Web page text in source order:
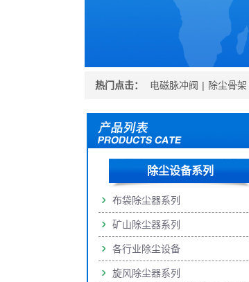
热门点击： 电磁脉冲阀 | 除尘骨架
除尘设备系列
布袋除尘器系列
矿山除尘器系列
各行业除尘设备
旋风除尘器系列